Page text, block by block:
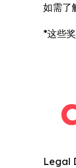
如需了
*这些
Legal